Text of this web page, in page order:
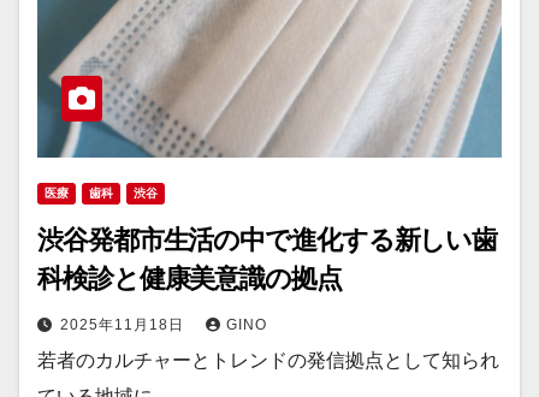
医療 歯科 渋谷
渋谷発都市生活の中で進化する新しい歯
科検診と健康美意識の拠点
2025年11月18日 GINO
若者のカルチャーとトレンドの発信拠点として知られ